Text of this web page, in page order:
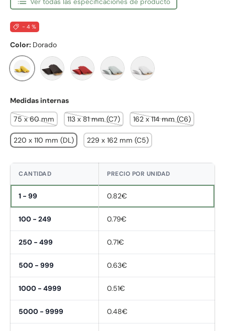
- 4 %
Color: Dorado
Dorado
Negro
Rojo Plateado Blanco
Medidas internas
75 x 60 mm 113 x 81 mm (C7) 162 x 114 mm (C6)
220 x 110 mm (DL) 229 x 162 mm (C5)
CANTIDAD PRECIO POR UNIDAD
1 - 99 0.82€
100 - 249 0.79€
250 - 499 0.71€
500 - 999 0.63€
1000 - 4999 0.51€
5000 - 9999 0.48€